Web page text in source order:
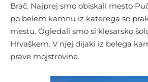
Brač. Najprej smo obiskali mesto
po belem kamnu iz katerega so
mestu. Ogledali smo si klesarsko
Hrvaškem. V njej dijaki iz belega
prave mojstrovine.